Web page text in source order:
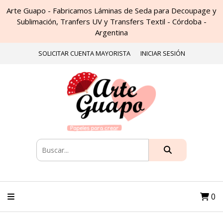
Arte Guapo - Fabricamos Láminas de Seda para Decoupage y
Sublimación, Tranfers UV y Transfers Textil - Córdoba -
Argentina
SOLICITAR CUENTA MAYORISTA INICIAR SESIÓN
0